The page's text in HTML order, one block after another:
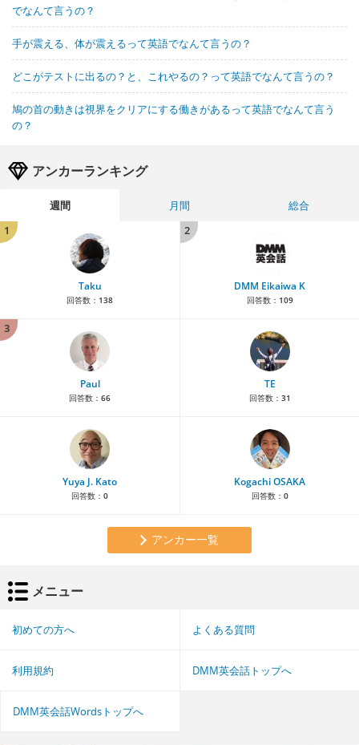
でなんて言うの？
手が震える、体が震えるって英語でなんて言うの？
どこがテストに出るの？と、これやるの？って英語でなんて言うの？
鳩の首の動きは視界をクリアにする働きがあるって英語でなんて言う
の？
アンカーランキング
週間 月間
総合
1
Taku
回答数： 138
2
DMM Eikaiwa K
回答数： 109
3
Paul
回答数： 66
TE
回答数： 31
Yuya J. Kato
回答数： 0
Kogachi OSAKA
回答数： 0
アンカー一覧
メニュー
初めての方へ よくある質問
利用規約 DMM英会話トップへ
DMM英会話Wordsトップへ